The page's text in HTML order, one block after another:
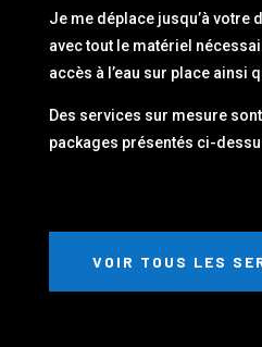
Je me déplace jusqu’à votre
avec tout le matériel
accès à l’eau sur place ainsi
Des services sur mesure
packages présentés ci-
VOIR TOUS LES